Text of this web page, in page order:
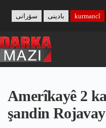
content
بادینی سۆرانی kurmancî
Amerîkayê 2
şandin